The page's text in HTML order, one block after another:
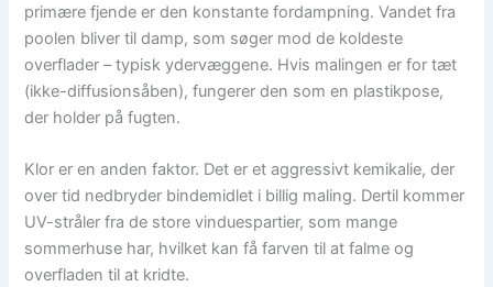
primære fjende er den konstante fordampning. Vandet fra
poolen bliver til damp, som søger mod de koldeste
overflader – typisk ydervæggene. Hvis malingen er for tæt
(ikke-diffusionsåben), fungerer den som en plastikpose,
der holder på fugten.
Klor er en anden faktor. Det er et aggressivt kemikalie, der
over tid nedbryder bindemidlet i billig maling. Dertil kommer
UV-stråler fra de store vinduespartier, som mange
sommerhuse har, hvilket kan få farven til at falme og
overfladen til at kridte.